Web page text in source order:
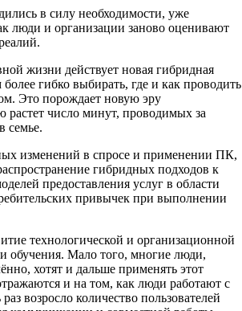
в силу необходимости, уже
люди и организации заново оценивают
жизни действует новая гибридная
гибко выбирать, где и как проводить
Это порождает новую эру
растет число минут, проводимых за
семье.
изменений в спросе и применении ПК,
гибридных подходов к
предоставления услуг в области
привычек при выполнении
технологической и организационной
обучения. Мало того, многие люди,
хотят и дальше применять этот
и на том, как люди работают с
возросло количество пользователей